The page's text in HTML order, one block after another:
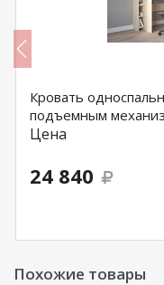
Кровать
подъемным
Цена
24 840
Похожие товары